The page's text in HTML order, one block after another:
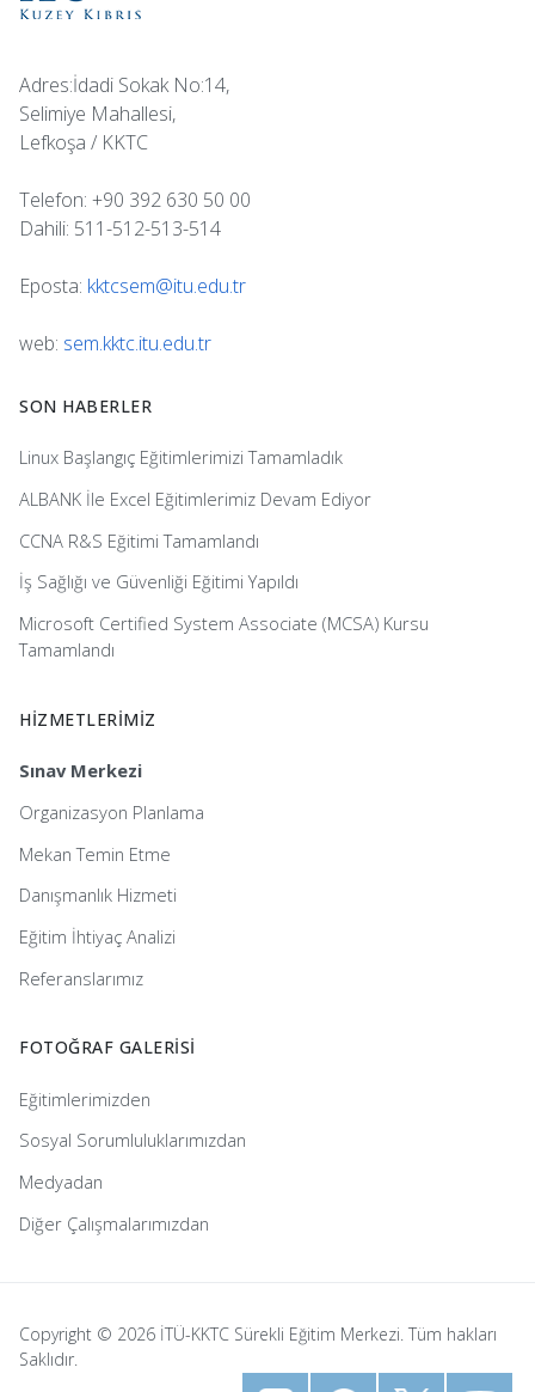
Adres:İdadi Sokak No:14,
Selimiye Mahallesi,
Lefkoşa / KKTC
Telefon: +90 392 630 50 00
Dahili: 511-512-513-514
Eposta: kktcsem@itu.edu.tr
web: sem.kktc.itu.edu.tr
SON HABERLER
Linux Başlangıç Eğitimlerimizi Tamamladık
ALBANK İle Excel Eğitimlerimiz Devam Ediyor
CCNA R&S Eğitimi Tamamlandı
İş Sağlığı ve Güvenliği Eğitimi Yapıldı
Microsoft Certified System Associate (MCSA) Kursu
Tamamlandı
HİZMETLERİMİZ
Sınav Merkezi
Organizasyon Planlama
Mekan Temin Etme
Danışmanlık Hizmeti
Eğitim İhtiyaç Analizi
Referanslarımız
FOTOĞRAF GALERİSİ
Eğitimlerimizden
Sosyal Sorumluluklarımızdan
Medyadan
Diğer Çalışmalarımızdan
Copyright © 2026 İTÜ-KKTC Sürekli Eğitim Merkezi. Tüm hakları
Saklıdır.